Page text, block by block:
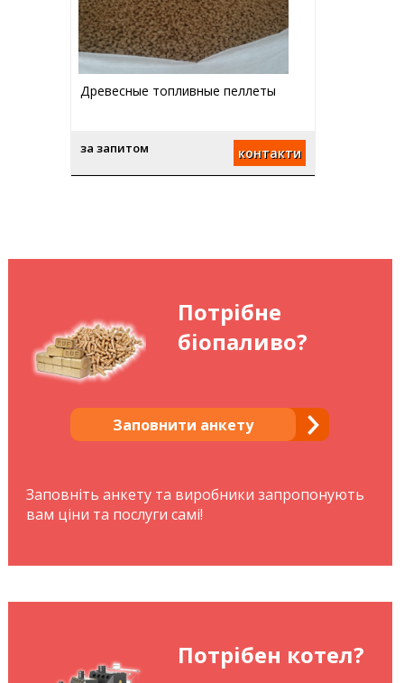
Древесные топливные пеллеты
за запитом контакти
Потрібне
біопаливо?
Заповнити анкету
Заповніть анкету та виробники запропонують
вам ціни та послуги самі!
Потрібен котел?